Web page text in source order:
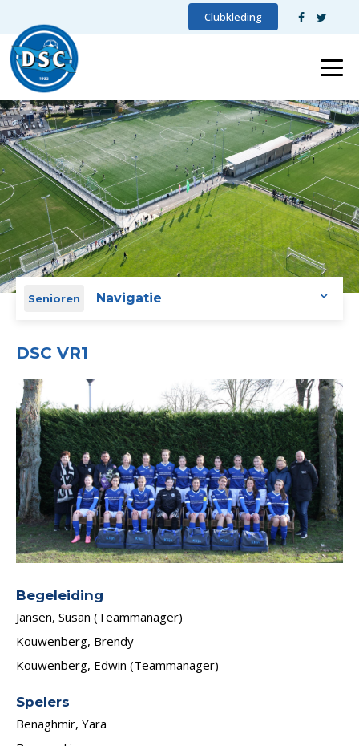
Clubkleding
Senioren Navigatie
DSC VR1
Begeleiding
Jansen, Susan (Teammanager)
Kouwenberg, Brendy
Kouwenberg, Edwin (Teammanager)
Spelers
Benaghmir, Yara